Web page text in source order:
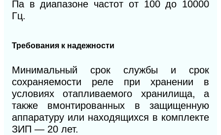
Па в диапазоне частот от 100 до 10000
Гц.
Требования к надежности
Минимальный срок службы и срок
сохраняемости реле при хранении в
условиях отапливаемого хранилища, а
также вмонтированных в защищенную
аппаратуру или находящихся в комплекте
ЗИП — 20 лет.